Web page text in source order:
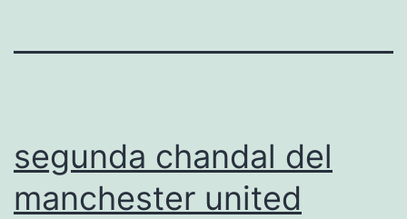
segunda chandal del
manchester united